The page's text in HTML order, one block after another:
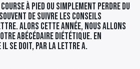
à pied ou simplement perdre du
de suivre les conseils
Alors cette année, nous allons
abécédaire diététique. En
il se doit, par la lettre A.